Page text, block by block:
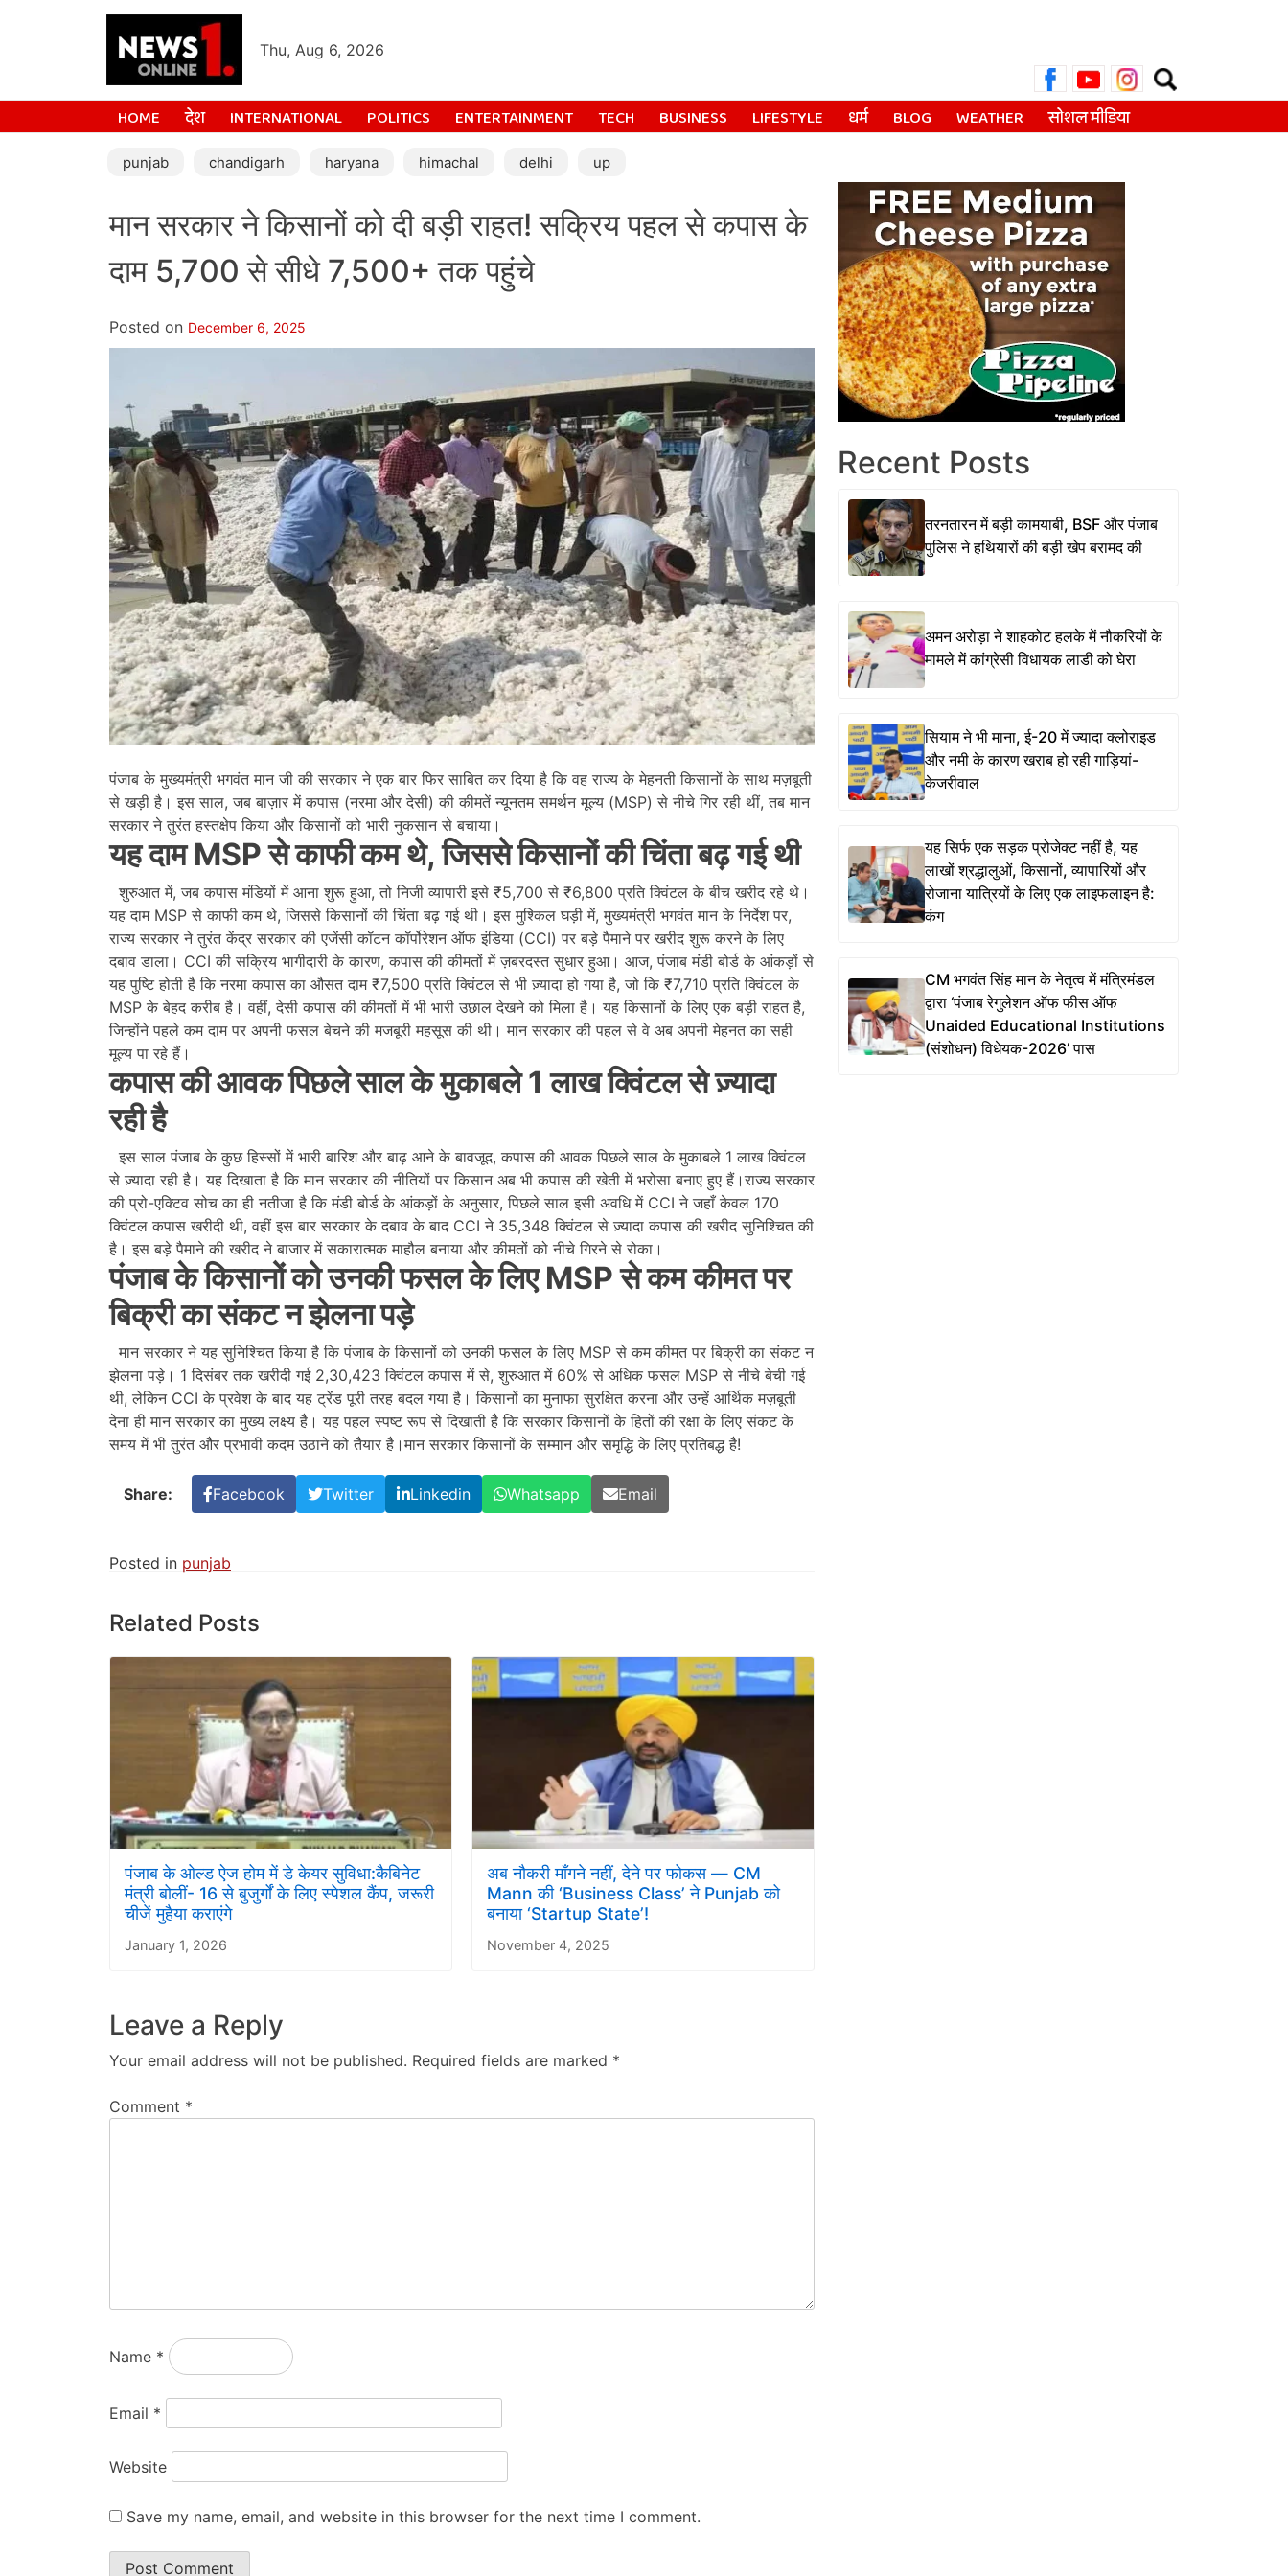
Thu, Aug 6, 2026
Search
for:
HOME देश INTERNATIONAL POLITICS ENTERTAINMENT TECH BUSINESS LIFESTYLE धर्म BLOG WEATHER सोशल मीडिया
punjab chandigarh haryana himachal delhi up
मान सरकार ने किसानों को दी बड़ी राहत! सक्रिय पहल से कपास के
दाम 5,700 से सीधे 7,500+ तक पहुंचे
Posted on December 6, 2025
पंजाब के मुख्यमंत्री भगवंत मान जी की सरकार ने एक बार फिर साबित कर दिया है कि वह राज्य के मेहनती किसानों के साथ मज़बूती
से खड़ी है। इस साल, जब बाज़ार में कपास (नरमा और देसी) की कीमतें न्यूनतम समर्थन मूल्य (MSP) से नीचे गिर रही थीं, तब मान
सरकार ने तुरंत हस्तक्षेप किया और किसानों को भारी नुकसान से बचाया।
यह दाम MSP से काफी कम थे, जिससे किसानों की चिंता बढ़ गई थी
शुरुआत में, जब कपास मंडियों में आना शुरू हुआ, तो निजी व्यापारी इसे ₹5,700 से ₹6,800 प्रति क्विंटल के बीच खरीद रहे थे।
यह दाम MSP से काफी कम थे, जिससे किसानों की चिंता बढ़ गई थी। इस मुश्किल घड़ी में, मुख्यमंत्री भगवंत मान के निर्देश पर,
राज्य सरकार ने तुरंत केंद्र सरकार की एजेंसी कॉटन कॉर्पोरेशन ऑफ इंडिया (CCI) पर बड़े पैमाने पर खरीद शुरू करने के लिए
दबाव डाला। CCI की सक्रिय भागीदारी के कारण, कपास की कीमतों में ज़बरदस्त सुधार हुआ। आज, पंजाब मंडी बोर्ड के आंकड़ों से
यह पुष्टि होती है कि नरमा कपास का औसत दाम ₹7,500 प्रति क्विंटल से भी ज़्यादा हो गया है, जो कि ₹7,710 प्रति क्विंटल के
MSP के बेहद करीब है। वहीं, देसी कपास की कीमतों में भी भारी उछाल देखने को मिला है। यह किसानों के लिए एक बड़ी राहत है,
जिन्होंने पहले कम दाम पर अपनी फसल बेचने की मजबूरी महसूस की थी। मान सरकार की पहल से वे अब अपनी मेहनत का सही
मूल्य पा रहे हैं।
कपास की आवक पिछले साल के मुकाबले 1 लाख क्विंटल से ज़्यादा
रही है
इस साल पंजाब के कुछ हिस्सों में भारी बारिश और बाढ़ आने के बावजूद, कपास की आवक पिछले साल के मुकाबले 1 लाख क्विंटल
से ज़्यादा रही है। यह दिखाता है कि मान सरकार की नीतियों पर किसान अब भी कपास की खेती में भरोसा बनाए हुए हैं।राज्य सरकार
की प्रो-एक्टिव सोच का ही नतीजा है कि मंडी बोर्ड के आंकड़ों के अनुसार, पिछले साल इसी अवधि में CCI ने जहाँ केवल 170
क्विंटल कपास खरीदी थी, वहीं इस बार सरकार के दबाव के बाद CCI ने 35,348 क्विंटल से ज़्यादा कपास की खरीद सुनिश्चित की
है। इस बड़े पैमाने की खरीद ने बाजार में सकारात्मक माहौल बनाया और कीमतों को नीचे गिरने से रोका।
पंजाब के किसानों को उनकी फसल के लिए MSP से कम कीमत पर
बिक्री का संकट न झेलना पड़े
मान सरकार ने यह सुनिश्चित किया है कि पंजाब के किसानों को उनकी फसल के लिए MSP से कम कीमत पर बिक्री का संकट न
झेलना पड़े। 1 दिसंबर तक खरीदी गई 2,30,423 क्विंटल कपास में से, शुरुआत में 60% से अधिक फसल MSP से नीचे बेची गई
थी, लेकिन CCI के प्रवेश के बाद यह ट्रेंड पूरी तरह बदल गया है। किसानों का मुनाफा सुरक्षित करना और उन्हें आर्थिक मज़बूती
देना ही मान सरकार का मुख्य लक्ष्य है। यह पहल स्पष्ट रूप से दिखाती है कि सरकार किसानों के हितों की रक्षा के लिए संकट के
समय में भी तुरंत और प्रभावी कदम उठाने को तैयार है।मान सरकार किसानों के सम्मान और समृद्धि के लिए प्रतिबद्ध है!
Share: Facebook Twitter Linkedin Whatsapp Email
Posted in punjab
Related Posts
पंजाब के ओल्ड ऐज होम में डे केयर सुविधा:कैबिनेट
मंत्री बोलीं- 16 से बुजुर्गों के लिए स्पेशल कैंप, जरूरी
चीजें मुहैया कराएंगे
January 1, 2026
अब नौकरी माँगने नहीं, देने पर फोकस — CM
Mann की ‘Business Class’ ने Punjab को
बनाया ‘Startup State’!
November 4, 2025
Leave a Reply
Your email address will not be published. Required fields are marked *
Comment *
Name *
Email *
Website
Save my name, email, and website in this browser for the next time I comment.
Recent Posts
तरनतारन में बड़ी कामयाबी, BSF और पंजाब
पुलिस ने हथियारों की बड़ी खेप बरामद की
अमन अरोड़ा ने शाहकोट हलके में नौकरियों के
मामले में कांग्रेसी विधायक लाडी को घेरा
सियाम ने भी माना, ई-20 में ज्यादा क्लोराइड
और नमी के कारण खराब हो रही गाड़ियां-
केजरीवाल
यह सिर्फ एक सड़क प्रोजेक्ट नहीं है, यह
लाखों श्रद्धालुओं, किसानों, व्यापारियों और
रोजाना यात्रियों के लिए एक लाइफलाइन है:
कंग
CM भगवंत सिंह मान के नेतृत्व में मंत्रिमंडल
द्वारा ‘पंजाब रेगुलेशन ऑफ फीस ऑफ
Unaided Educational Institutions
(संशोधन) विधेयक-2026’ पास